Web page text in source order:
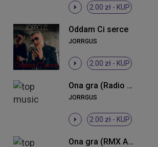
2.00 zł - KUP
Oddam Ci serce
JORRGUS
2.00 zł - KUP
Ona gra (Radio Edit)
JORRGUS
2.00 zł - KUP
Ona gra (RMX Alchemist Project)